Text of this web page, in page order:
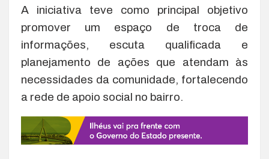
A iniciativa teve como principal objetivo
promover um espaço de troca de
informações, escuta qualificada e
planejamento de ações que atendam às
necessidades da comunidade, fortalecendo
a rede de apoio social no bairro.